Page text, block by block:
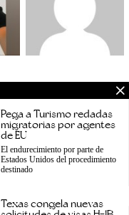
Pega a Turismo redadas
migratorias por agentes
de EU
El endurecimiento por parte de
Estados Unidos del procedimiento
destinado
Texas congela nuevas